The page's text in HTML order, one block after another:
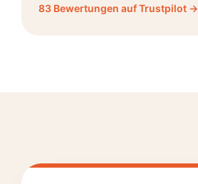
83 Bewertungen auf Trustpilot →